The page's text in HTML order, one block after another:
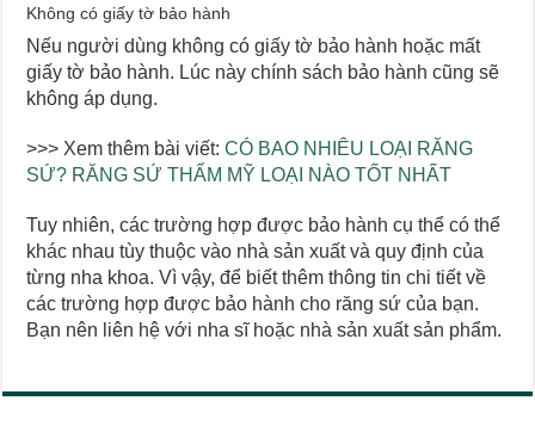
Không có giấy tờ bảo hành
Nếu người dùng không có giấy tờ bảo hành hoặc mất
giấy tờ bảo hành. Lúc này chính sách bảo hành cũng sẽ
không áp dụng.
>>> Xem thêm bài viết:CÓ BAO NHIÊU LOẠI RĂNG
SỨ? RĂNG SỨ THẨM MỸ LOẠI NÀO TỐT NHẤT
Tuy nhiên, các trường hợp được bảo hành cụ thể có thể
khác nhau tùy thuộc vào nhà sản xuất và quy định của
từng nha khoa. Vì vậy, để biết thêm thông tin chi tiết về
các trường hợp được bảo hành cho răng sứ của bạn.
Bạn nên liên hệ với nha sĩ hoặc nhà sản xuất sản phẩm.